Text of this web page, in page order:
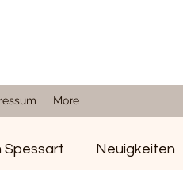
More
Spessart Neuigkeiten